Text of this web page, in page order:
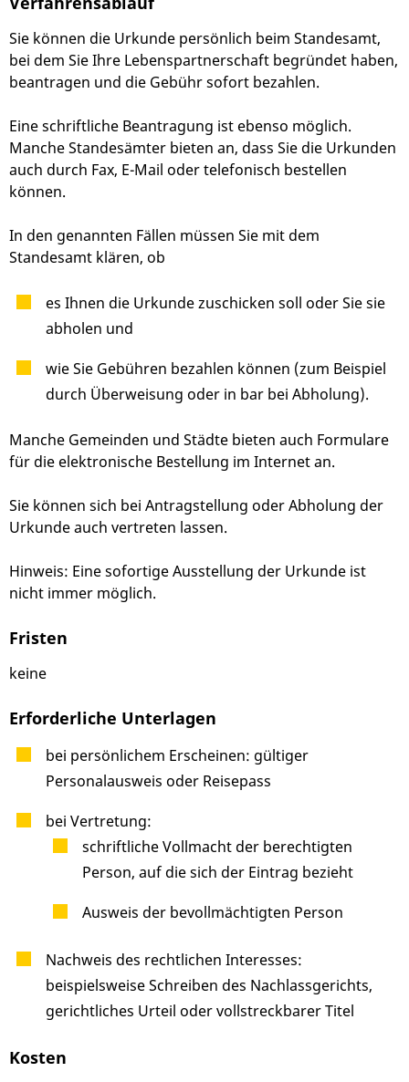
Sie können die Urkunde persönlich beim Standesamt,
bei dem Sie Ihre Lebenspartnerschaft begründet haben,
beantragen und die Gebühr sofort bezahlen.
Eine schriftliche Beantragung ist ebenso möglich.
Manche Standesämter bieten an, dass Sie die Urkunden
auch durch Fax, E-Mail oder telefonisch bestellen
können.
In den genannten Fällen müssen Sie mit dem
Standesamt klären, ob
es Ihnen die Urkunde zuschicken soll oder Sie sie
abholen und
wie Sie Gebühren bezahlen können (zum Beispiel
durch Überweisung oder in bar bei Abholung).
Manche Gemeinden und Städte bieten auch Formulare
für die elektronische Bestellung im Internet an.
Sie können sich bei Antragstellung oder Abholung der
Urkunde auch vertreten lassen.
Hinweis: Eine sofortige Ausstellung der Urkunde ist
nicht immer möglich.
Fristen
keine
Erforderliche Unterlagen
bei persönlichem Erscheinen: gültiger
Personalausweis oder Reisepass
bei Vertretung:
schriftliche Vollmacht der berechtigten
Person, auf die sich der Eintrag bezieht
Ausweis der bevollmächtigten Person
Nachweis des rechtlichen Interesses:
beispielsweise Schreiben des Nachlassgerichts,
gerichtliches Urteil oder vollstreckbarer Titel
Kosten